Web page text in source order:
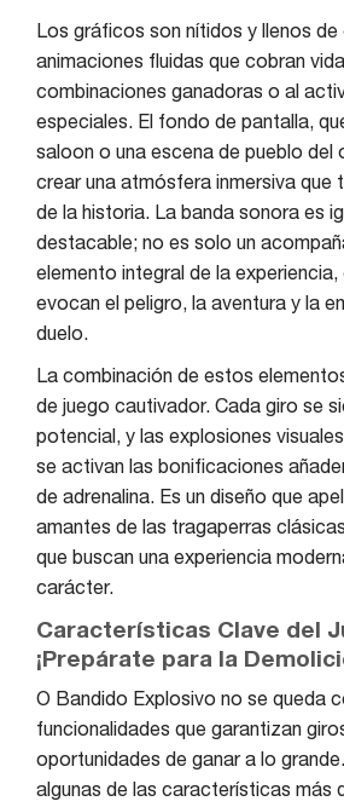
Los gráficos son nítidos y llenos
animaciones fluidas que cobran
combinaciones ganadoras o al
especiales. El fondo de pantalla,
saloon o una escena de pueblo del
crear una atmósfera inmersiva que
de la historia. La banda sonora es
destacable; no es solo un
elemento integral de la
evocan el peligro, la aventura y la
duelo.
La combinación de estos
de juego cautivador. Cada giro se
potencial, y las explosiones
se activan las bonificaciones
de adrenalina. Es un diseño que
amantes de las tragaperras
que buscan una experiencia
carácter.
Características Clave del
¡Prepárate para la
O Bandido Explosivo no se queda
funcionalidades que garantizan
oportunidades de ganar a lo
algunas de las características más